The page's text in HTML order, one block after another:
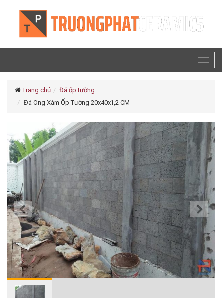
Trang chủ
Đá ốp tường
Đá Ong Xám Ốp Tường 20x40x1,2 CM